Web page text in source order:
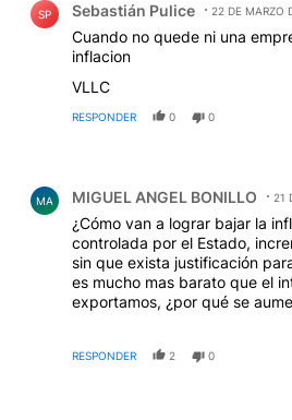
SP Sebastián Pulice 22 DE MARZO
Cuando no quede ni una
inflacion
VLLC
RESPONDER 0 0
MA MIGUEL ANGEL BONILLO 21
¿Cómo van a lograr bajar la
controlada por el Estado,
sin que exista justificación
es mucho mas barato que el
exportamos, ¿por qué se
internos si los valores
prefiere beneficiar al
contra las empresas debería
RESPONDER 2 0